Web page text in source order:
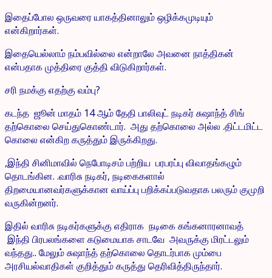
இதைப்போல ஒருவரை யாகத்தினாலும் ஒழிக்கமுடியும்
என்கிறார்கள்.
இதையெல்லாம் நம்பவில்லை என்றாலே அவனை நாத்திகன்
என்பதாக முத்திரை குத்தி விடுகிறார்கள்.
சரி நமக்கு எதற்கு வம்பு?
கடந்த ஜூன் மாதம் 14 ஆம் தேதி பாலிவுட் நடிகர் சுஷாந்த் சிங்
தற்கொலை செய்துகொண்டார். அது தற்கொலை அல்ல .திட்டமிட்ட
கொலை என்கிற கருத்தும் இருக்கிறது.
,இந்தி சினிமாவில் நெபோடிசம் பற்றிய பரபரப்பு விவாதங்கழும்
தொடங்கின. .வாரிசு நடிகர், நடிகைகளால்
திறமையானவர்களுக்கான வாய்ப்பு பறிக்கப்படுவதாக பலரும் குமுறி
வருகின்றனர்.
இதில் வாரிசு நடிகர்களுக்கு எதிராக நடிகை கங்கனாரனாவத்
இந்தி பிரபலங்களை கடுமையாக சாடவே அவருக்கு மிரட்டலும்
வந்தது.. மேலும் சுஷாந்த் தற்கொலை தொடர்பாக மும்பை
அரசியல்வாதிகள் குறித்தும் கருத்து தெரிவித்திருந்தார்.